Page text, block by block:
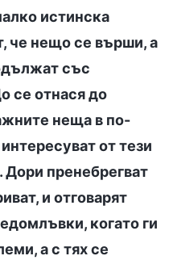
истинска
че нещо се върши, а
със
се отнася до
неща в по-
от тези
Дори пренебрегват
и отговарят
когато ги
а с тях се